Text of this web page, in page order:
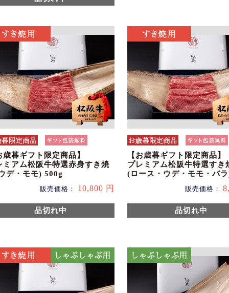
歳暮ギフト限定商品】
ミアム松阪牛特選赤身すき焼
デ・モモ) 500g
販売価格： 10,800 円
品切れ中
【お歳暮ギフト限定商品】
プレミアム松阪牛特選すき
(ロース・ウデ・モモ・バ
販売価格：
品切れ中